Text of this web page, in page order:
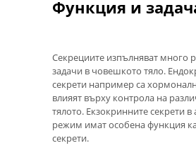
Функция и
Секрециите изпълняват много
задачи в човешкото тяло.
секрети например са
влияят върху контрола на
тялото. Екзокринните секрети
режим имат особена функция
секрети.